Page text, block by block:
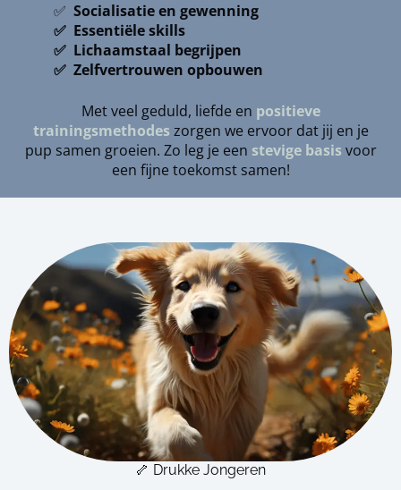
✅ Socialisatie en gewenning
✅ Essentiële skills
✅ Lichaamstaal begrijpen
✅ Zelfvertrouwen opbouwen
Met veel geduld, liefde en positieve
trainingsmethodes zorgen we ervoor dat jij en je
pup samen groeien. Zo leg je een stevige basis voor
een fijne toekomst samen!
🦴 Drukke Jongeren